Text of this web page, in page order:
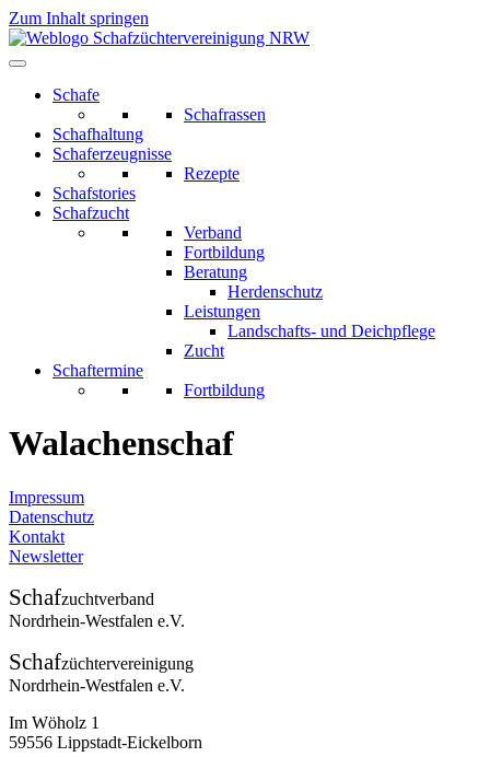
Zum Inhalt springen
Schafe
Schafrassen
Schafhaltung
Schaferzeugnisse
Rezepte
Schafstories
Schafzucht
Verband
Fortbildung
Beratung
Herdenschutz
Leistungen
Landschafts- und Deichpflege
Zucht
Schaftermine
Fortbildung
Walachenschaf
Impressum
Datenschutz
Kontakt
Newsletter
Schafzuchtverband
Nordrhein-Westfalen e.V.
Schafzüchtervereinigung
Nordrhein-Westfalen e.V.
Im Wöholz 1
59556 Lippstadt-Eickelborn